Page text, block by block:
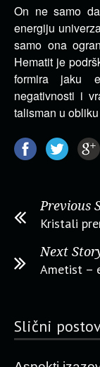
On ne samo
energiju
samo ona
Hematit je
formira jaku
negativnosti i
talisman u
Previous
Kristali
Next
Ametist –
Slični